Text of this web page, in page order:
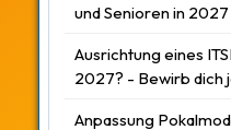
und Senioren in 2027
Ausrichtung eines
2027? - Bewirb dich
Anpassung